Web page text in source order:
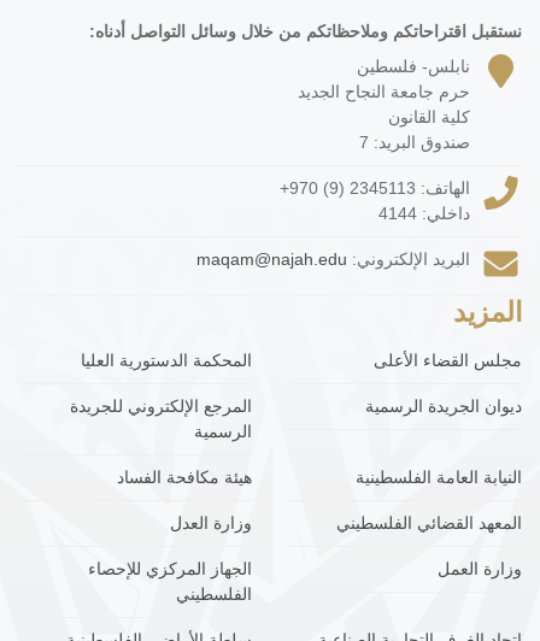
نستقبل اقتراحاتكم وملاحظاتكم من خلال وسائل التواصل أدناه:
نابلس- فلسطين
حرم جامعة النجاح الجديد
كلية القانون
صندوق البريد: 7
الهاتف: +970 (9) 2345113
داخلي: 4144
البريد الإلكتروني: maqam@najah.edu
المزيد
مجلس القضاء الأعلى المحكمة الدستورية العليا
ديوان الجريدة الرسمية
المرجع الإلكتروني للجريدة
الرسمية
النيابة العامة الفلسطينية هيئة مكافحة الفساد
المعهد القضائي الفلسطيني وزارة العدل
وزارة العمل
الجهاز المركزي للإحصاء
الفلسطيني